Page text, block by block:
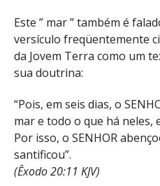
Este ” mar ” também é
versículo freqüentemente
da Jovem Terra como um
sua doutrina:
“Pois, em seis dias, o
mar e todo o que há neles,
Por isso, o SENHOR
santificou”.
(Êxodo 20:11 KJV)